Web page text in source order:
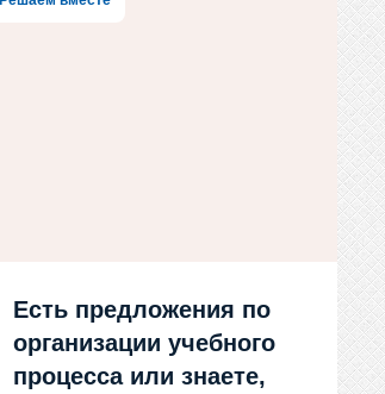
Есть предложения по
организации учебного
процесса или знаете,